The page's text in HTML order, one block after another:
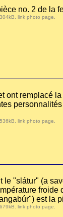
no. 2 de la
link photo page
ont remplacé
link photo page
"slátur" (a
est la
link photo page